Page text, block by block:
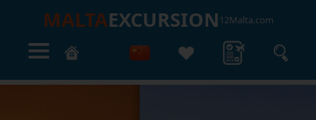
MALTAEXCURSION 12Malta.com